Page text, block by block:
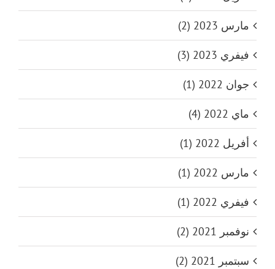
مارس 2023 (2)
فيفري 2023 (3)
جوان 2022 (1)
ماي 2022 (4)
أفريل 2022 (1)
مارس 2022 (1)
فيفري 2022 (1)
نوفمبر 2021 (2)
سبتمبر 2021 (2)